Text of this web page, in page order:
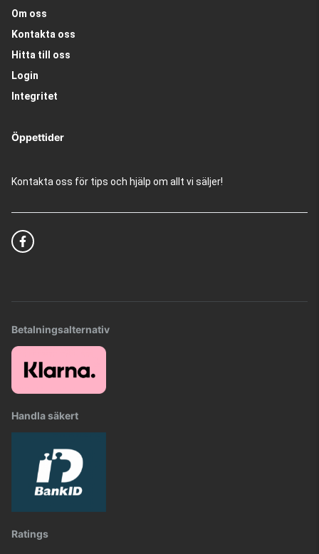
Om oss
Kontakta oss
Hitta till oss
Login
Integritet
Öppettider
Kontakta oss för tips och hjälp om allt vi säljer!
Betalningsalternativ
Handla säkert
Ratings